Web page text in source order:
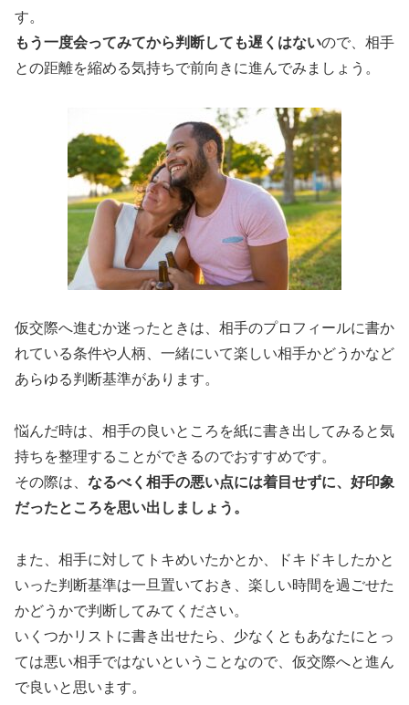
す。
もう一度会ってみてから判断しても遅くはないので、相手
との距離を縮める気持ちで前向きに進んでみましょう。
仮交際へ進むか迷ったときは、相手のプロフィールに書か
れている条件や人柄、一緒にいて楽しい相手かどうかなど
あらゆる判断基準があります。
悩んだ時は、 相手の良いところを紙に書き出してみる と気
持ちを整理することができるのでおすすめです。
その際は、 なるべく相手の悪い点には着目せずに、好印象
だったところを思い出しましょう。
また、相手に対してトキめいたかとか、ドキドキしたかと
いった判断基準は一旦置いておき、 楽しい時間を過ごせた
かどうかで判断してみてください。
いくつかリストに書き出せたら、少なくともあなたにとっ
ては悪い相手ではないということなので、仮交際へと進ん
で良いと思います。